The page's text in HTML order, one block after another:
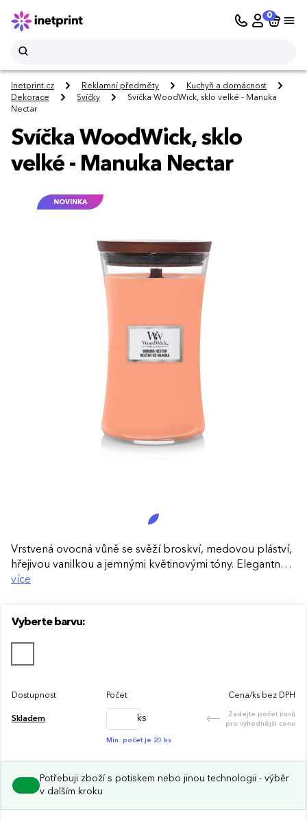
0
Inetprint.cz Reklamní předměty
Kuchyň a domácnost
Dekorace
Svíčky
Svíčka WoodWick, sklo velké - Manuka
Nectar
Svíčka WoodWick, sklo
velké - Manuka Nectar
NOVINKA
Vrstvená ovocná vůně se svěží broskví, medovou pláství,
hřejivou vanilkou a jemnými květinovými tóny. Elegantně
tvarovaná velká svíčka s typickým dřevěným víčkem
útulnosti. Neboť domov je tam, kde praská oheň. Knot je
vyroben z přírodního dřeva. Po vypálení využijte sklenici
více
Vyberte barvu:
Dostupnost Počet Cena/ks bez DPH
Skladem ks
Zadejte počet kusů
pro výhodnější cenu
Min. počet je 20 ks
Potřebuji zboží s potiskem nebo jinou technologii - výběr
v dalším kroku